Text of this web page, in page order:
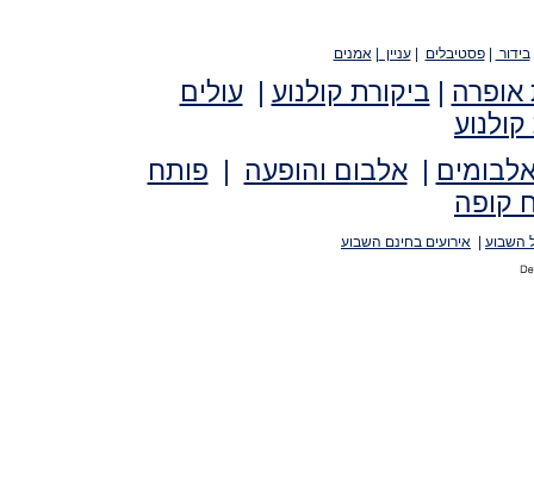
בידור |פסטיבלים |עניין |אמנים
אופרה | ביקורת קולנוע |עולים
קולנוע
|אלבום והופעה | פותח
קופה
השבוע אירועים בחינם השבוע